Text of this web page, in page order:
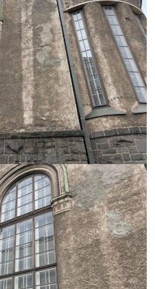
WA0009.jpg
https://saumasters.fi/wp-
content/uploads/2025/12/
20251212-
WA0008.jpg